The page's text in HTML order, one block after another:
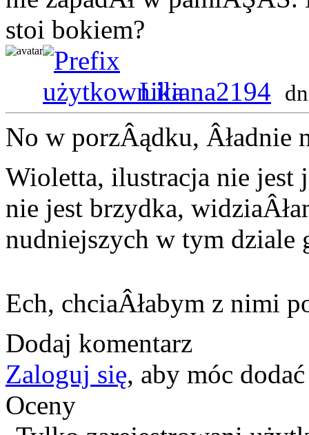
stoi bokiem?
Liliana2194
No w porzÂądku, Âładnie
Wioletta, ilustracja nie jest
nie jest brzydka,
nudniejszych w tym dziale
Ech, chciaÂłabym z nimi
Dodaj komentarz
Zaloguj się, aby móc
Oceny